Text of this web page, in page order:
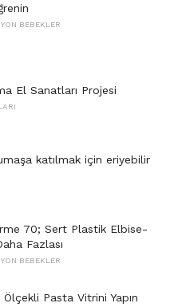
BEBEKLER
El Sanatları Projesi
katılmak için eriyebilir
70; Sert Plastik Elbise-
Fazlası
BEBEKLER
Pasta Vitrini Yapın